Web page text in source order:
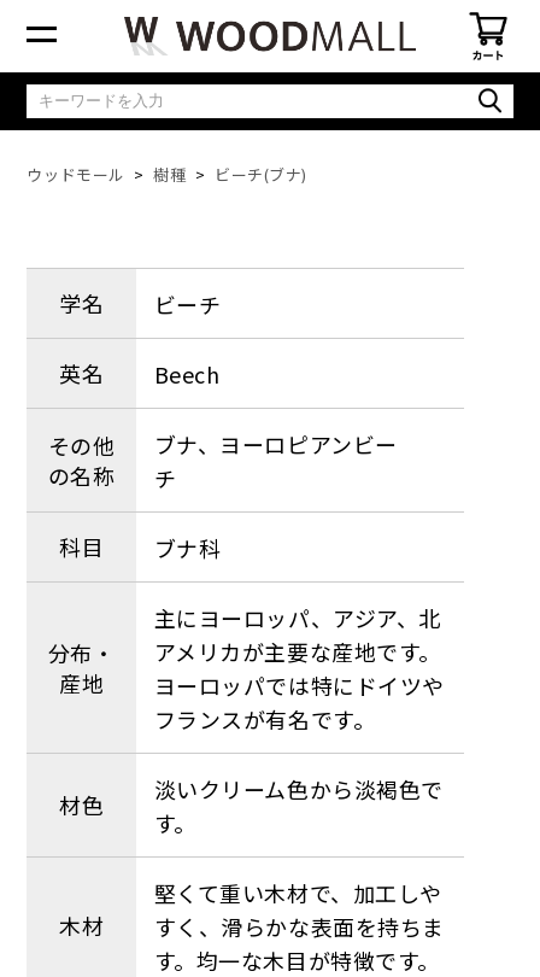
ウッドモール 樹種 ビーチ(ブナ)
学名 ビーチ
英名 Beech
その他
の名称
ブナ、ヨーロピアンビー
チ
科目 ブナ科
分布・
産地
主にヨーロッパ、アジア、北
アメリカが主要な産地です。
ヨーロッパでは特にドイツや
フランスが有名です。
材色
淡いクリーム色から淡褐色で
す。
木材
堅くて重い木材で、加工しや
すく、滑らかな表面を持ちま
す。均一な木目が特徴です。